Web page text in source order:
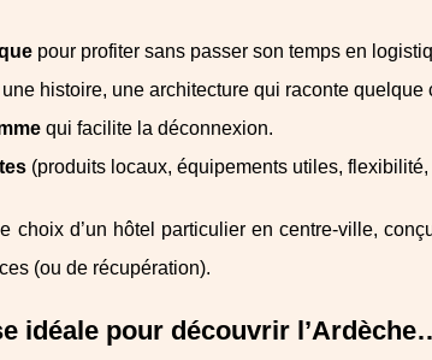
pour profiter sans passer son temps en
une histoire, une architecture qui raconte quelque
qui facilite la déconnexion.
(produits locaux, équipements utiles,
choix d’un hôtel particulier en centre-ville,
(ou de récupération).
idéale pour découvrir